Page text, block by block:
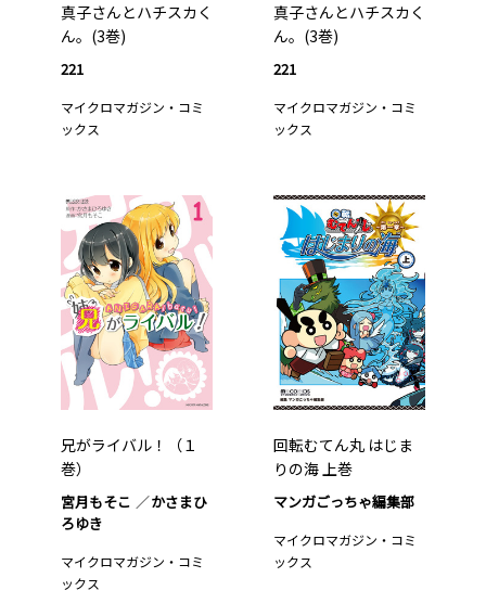
真子さんとハチスカく
ん。(3巻)
221
マイクロマガジン・コミ
ックス
真子さんとハチスカく
ん。(3巻)
221
マイクロマガジン・コミ
ックス
兄がライバル！（１
巻）
宮月もそこ
かさまひ
ろゆき
マイクロマガジン・コミ
ックス
回転むてん丸 はじま
りの海 上巻
マンガごっちゃ編集部
マイクロマガジン・コミ
ックス